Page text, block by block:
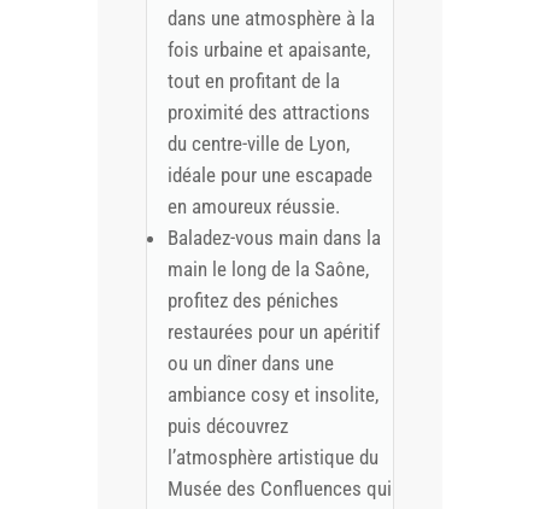
dans une atmosphère à la
fois urbaine et apaisante,
tout en profitant de la
proximité des attractions
du centre-ville de Lyon,
idéale pour une escapade
en amoureux réussie.
Baladez-vous main dans la
main le long de la Saône,
profitez des péniches
restaurées pour un apéritif
ou un dîner dans une
ambiance cosy et insolite,
puis découvrez
l’atmosphère artistique du
Musée des Confluences qui